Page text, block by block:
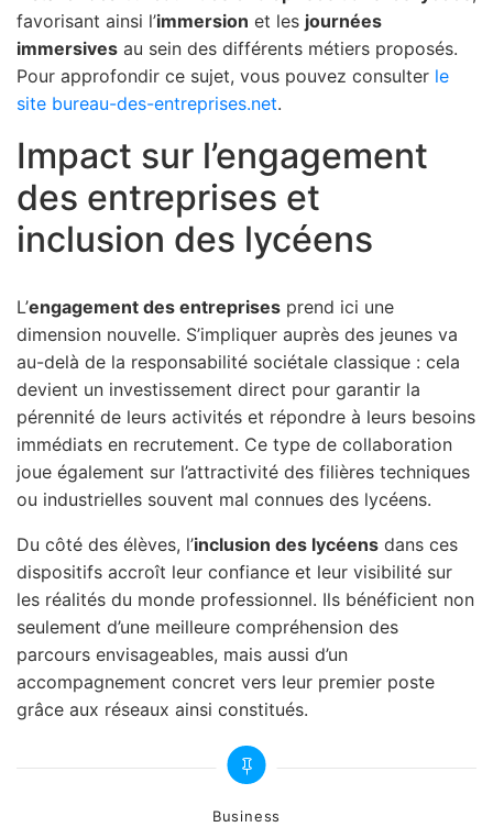
favorisant ainsi l’immersion et les journées
immersives au sein des différents métiers proposés.
Pour approfondir ce sujet, vous pouvez consulter le
site bureau-des-entreprises.net.
Impact sur l’engagement
des entreprises et
inclusion des lycéens
L’engagement des entreprises prend ici une
dimension nouvelle. S’impliquer auprès des jeunes va
au-delà de la responsabilité sociétale classique : cela
devient un investissement direct pour garantir la
pérennité de leurs activités et répondre à leurs besoins
immédiats en recrutement. Ce type de collaboration
joue également sur l’attractivité des filières techniques
ou industrielles souvent mal connues des lycéens.
Du côté des élèves, l’inclusion des lycéens dans ces
dispositifs accroît leur confiance et leur visibilité sur
les réalités du monde professionnel. Ils bénéficient non
seulement d’une meilleure compréhension des
parcours envisageables, mais aussi d’un
accompagnement concret vers leur premier poste
grâce aux réseaux ainsi constitués.
Categories
Business